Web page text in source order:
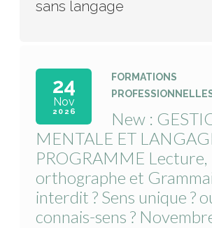
sans langage
24
Nov
2026
FORMATIONS
New :
MENTALE ET
PROGRAMME Lecture,
orthographe et
interdit ? Sens unique ?
connais-sens ?